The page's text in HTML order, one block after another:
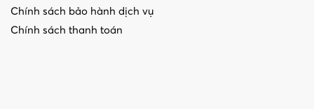
Chính sách bảo hành dịch vụ
Chính sách thanh toán